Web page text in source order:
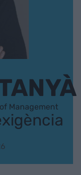
Management